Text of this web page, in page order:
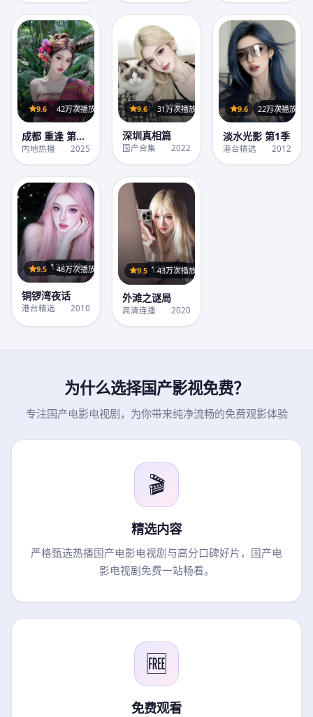
37集
9.6 42万次播放
成都 重逢 第1
季
内地热播 2025
12集
9.6 31万次播放
深圳真相篇
国产合集 2022
12集
9.6 22万次播放
淡水光影 第1季
港台精选 2012
132分钟
9.5 48万次播放
铜锣湾夜话
港台精选 2010
127分钟
9.5 43万次播放
外滩之谜局
高清连播 2020
为什么选择国产影视免费？
专注国产电影电视剧，为你带来纯净流畅的免费观影体验
🎬
精选内容
严格甄选热播国产电影电视剧与高分口碑好片，国产电
影电视剧免费一站畅看。
🆓
免费观看